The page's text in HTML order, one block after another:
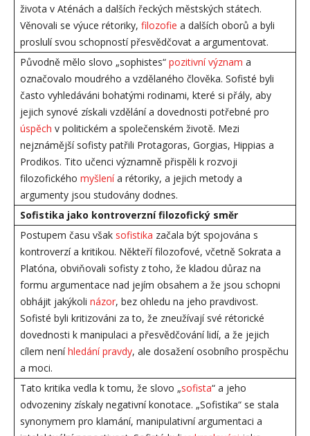
života v Aténách a dalších řeckých městských státech.
Věnovali se výuce rétoriky, filozofie a dalších oborů a byli
proslulí svou schopností přesvědčovat a argumentovat.
Původně mělo slovo „sophistes“ pozitivní význam a
označovalo moudrého a vzdělaného člověka. Sofisté byli
často vyhledáváni bohatými rodinami, které si přály, aby
jejich synové získali vzdělání a dovednosti potřebné pro
úspěch v politickém a společenském životě. Mezi
nejznámější sofisty patřili Protagoras, Gorgias, Hippias a
Prodikos. Tito učenci významně přispěli k rozvoji
filozofického myšlenía rétoriky, a jejich metody a
argumenty jsou studovány dodnes.
Sofistika jako kontroverzní filozofický směr
Postupem času však sofistika začala být spojována s
kontroverzí a kritikou. Někteří filozofové, včetně Sokrata a
Platóna, obviňovali sofisty z toho, že kladou důraz na
formu argumentace nad jejím obsahem a že jsou schopni
obhájit jakýkoli názor, bez ohledu na jeho pravdivost.
Sofisté byli kritizováni za to, že zneužívají své rétorické
dovednosti k manipulaci a přesvědčování lidí, a že jejich
cílem neníhledání pravdy, ale dosažení osobního prospěchu
a moci.
Tato kritika vedla k tomu, že slovo „sofista“ a jeho
odvozeniny získaly negativní konotace. „Sofistika“ se stala
synonymem pro klamání, manipulativní argumentaci a